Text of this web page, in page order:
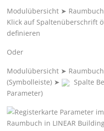
Modulübersicht ➤ Raumbuch
Klick auf Spaltenüberschrift
definieren
Oder
Modulübersicht ➤ Raumbuch
(Symbolleiste) ➤
Spalte
Parameter)